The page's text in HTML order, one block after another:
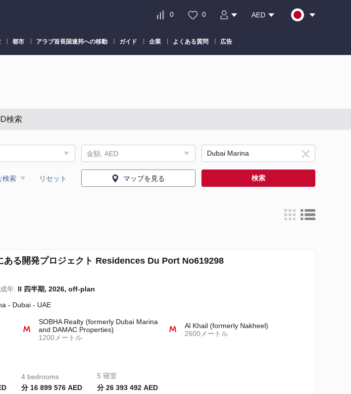
0 0 AED
都市 アラブ首長国連邦への移動 ガイド 企業 よくある質問 広告
ID検索
金額, AED
検索 リセット マップを見る 検索
る開発プロジェクト Residences Du Port No619298
年: II 四半期, 2026, off-plan
- Dubai - UAE
SOBHA Realty (formerly Dubai Marina
and DAMAC Properties)
1200メートル
Al Khail (formerly Nakheel)
2600メートル
4 bedrooms
分 16 899 576 AED
5 寝室
分 26 393 492 AED